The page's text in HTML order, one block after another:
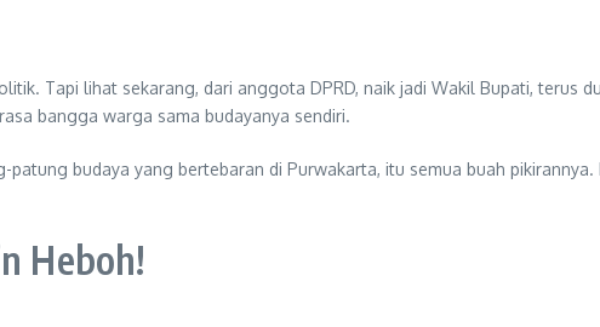
Tapi lihat sekarang, dari anggota DPRD, naik jadi Wakil Bupati, terus
bangga warga sama budayanya sendiri.
budaya yang bertebaran di Purwakarta, itu semua buah
Heboh!